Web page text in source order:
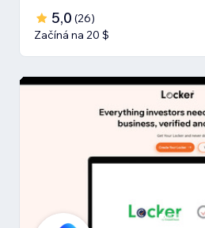
5,0 (26)
Začíná na 20 $